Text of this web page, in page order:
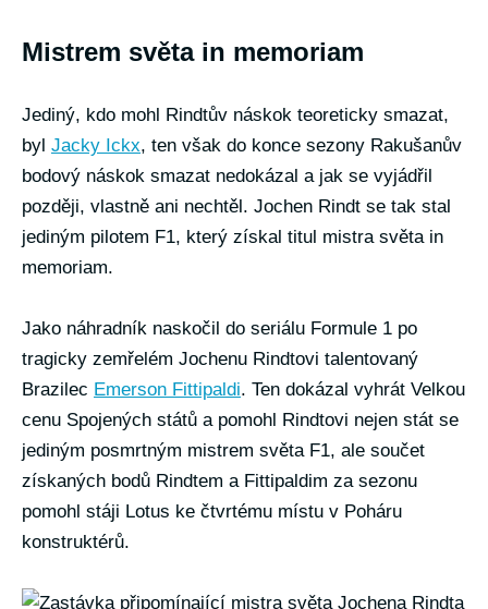
Mistrem světa in memoriam
Jediný, kdo mohl Rindtův náskok teoreticky smazat,
byl Jacky Ickx, ten však do konce sezony Rakušanův
bodový náskok smazat nedokázal a jak se vyjádřil
později, vlastně ani nechtěl. Jochen Rindt se tak stal
jediným pilotem F1, který získal titul mistra světa in
memoriam.
Jako náhradník naskočil do seriálu Formule 1 po
tragicky zemřelém Jochenu Rindtovi talentovaný
Brazilec Emerson Fittipaldi. Ten dokázal vyhrát Velkou
cenu Spojených států a pomohl Rindtovi nejen stát se
jediným posmrtným mistrem světa F1, ale součet
získaných bodů Rindtem a Fittipaldim za sezonu
pomohl stáji Lotus ke čtvrtému místu v Poháru
konstruktérů.